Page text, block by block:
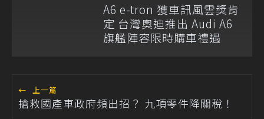
A6 e-tron 獲車訊風雲獎肯
定 台灣奧迪推出 Audi A6
旗艦陣容限時購車禮遇
← 上一篇
搶救國產車政府頻出招？ 九項零件降關稅！